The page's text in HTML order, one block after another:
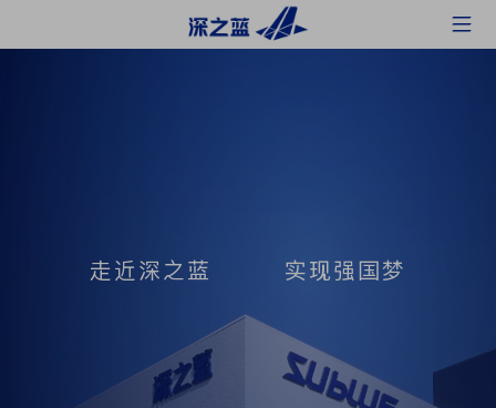
走近深之蓝 实现强国梦